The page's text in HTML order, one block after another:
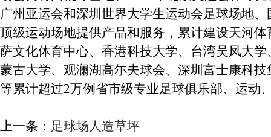
广州亚运会和深圳世界大学生运动会足球场地
顶级运动场地提供产品和服务，累计建设天河
萨文化体育中心、香港科技大学、台湾吴凤大
蒙古大学、观澜湖高尓夫球会、深圳富士康科
等累计超过2万例省市级专业足球俱乐部、运动
上一条： 足球场人造草坪